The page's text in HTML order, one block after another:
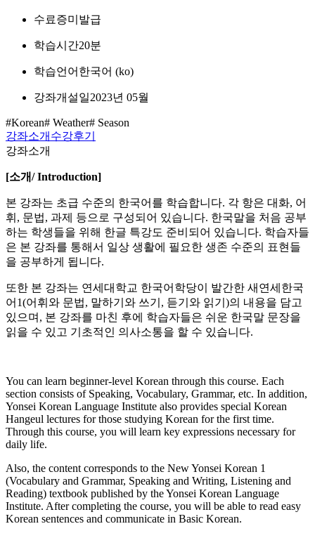
수료증미발급
학습시간20분
학습언어 한국어 ‎(ko)‎
강좌개설일2023년 05월
#Korean# Weather# Season
강좌소개 수강후기
강좌소개
[소개/ Introduction]
본 강좌는 초급 수준의 한국어를 학습합니다. 각 항은 대화, 어
휘, 문법, 과제 등으로 구성되어 있습니다. 한국말을 처음 공부
하는 학생들을 위해 한글 특강도 준비되어 있습니다. 학습자들
은 본 강좌를 통해서 일상 생활에 필요한 생존 수준의 표현들
을 공부하게 됩니다.
또한 본 강좌는 연세대학교 한국어학당이 발간한 새연세한국
어1(어휘와 문법, 말하기와 쓰기, 듣기와 읽기)의 내용을 담고
있으며, 본 강좌를 마친 후에 학습자들은 쉬운 한국말 문장을
읽을 수 있고 기초적인 의사소통을 할 수 있습니다.
You can learn beginner-level Korean through this course. Each
section consists of Speaking, Vocabulary, Grammar, etc. In addition,
Yonsei Korean Language Institute also provides special Korean
Hangeul lectures for those studying Korean for the first time.
Through this course, you will learn key expressions necessary for
daily life.
Also, the content corresponds to the New Yonsei Korean 1
(Vocabulary and Grammar, Speaking and Writing, Listening and
Reading) textbook published by the Yonsei Korean Language
Institute. After completing the course, you will be able to read easy
Korean sentences and communicate in Basic Korean.